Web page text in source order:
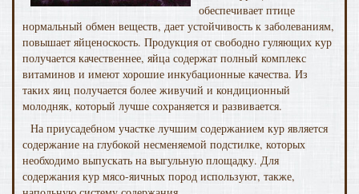
обеспечивает птице
нормальный обмен веществ, дает устойчивость к заболеваниям,
повышает яйценоскость. Продукция от свободно гуляющих кур
получается качественнее, яйца содержат полный комплекс
витаминов и имеют хорошие инкубационные качества. Из
таких яиц получается более живучий и кондиционный
молодняк, который лучше сохраняется и развивается.
На приусадебном участке лучшим содержанием кур является
содержание на глубокой несменяемой подстилке, которых
необходимо выпускать на выгульную площадку. Для
содержания кур мясо-яичных пород используют, также,